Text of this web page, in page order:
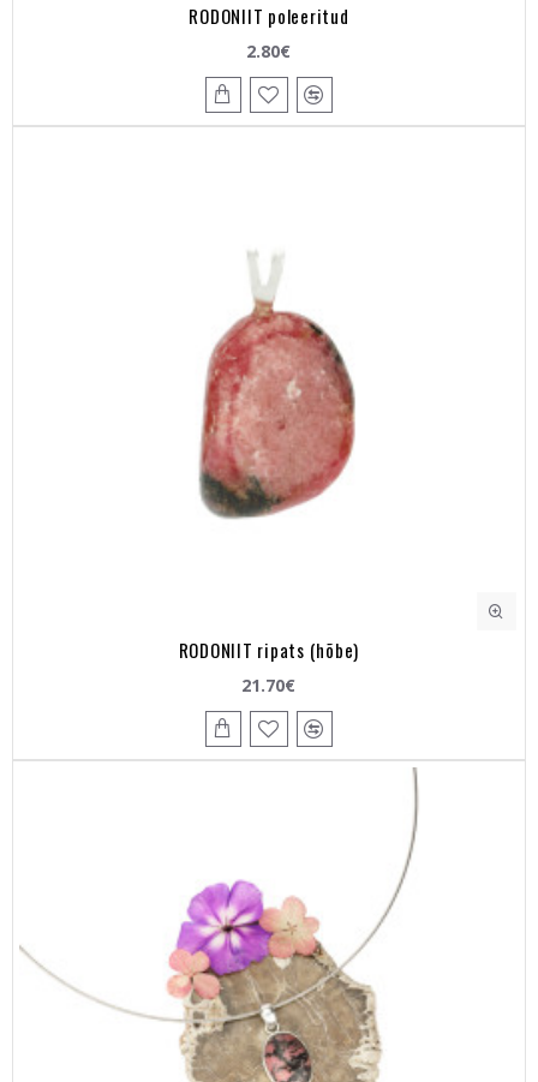
RODONIIT poleeritud
2.80€
RODONIIT ripats (hõbe)
21.70€